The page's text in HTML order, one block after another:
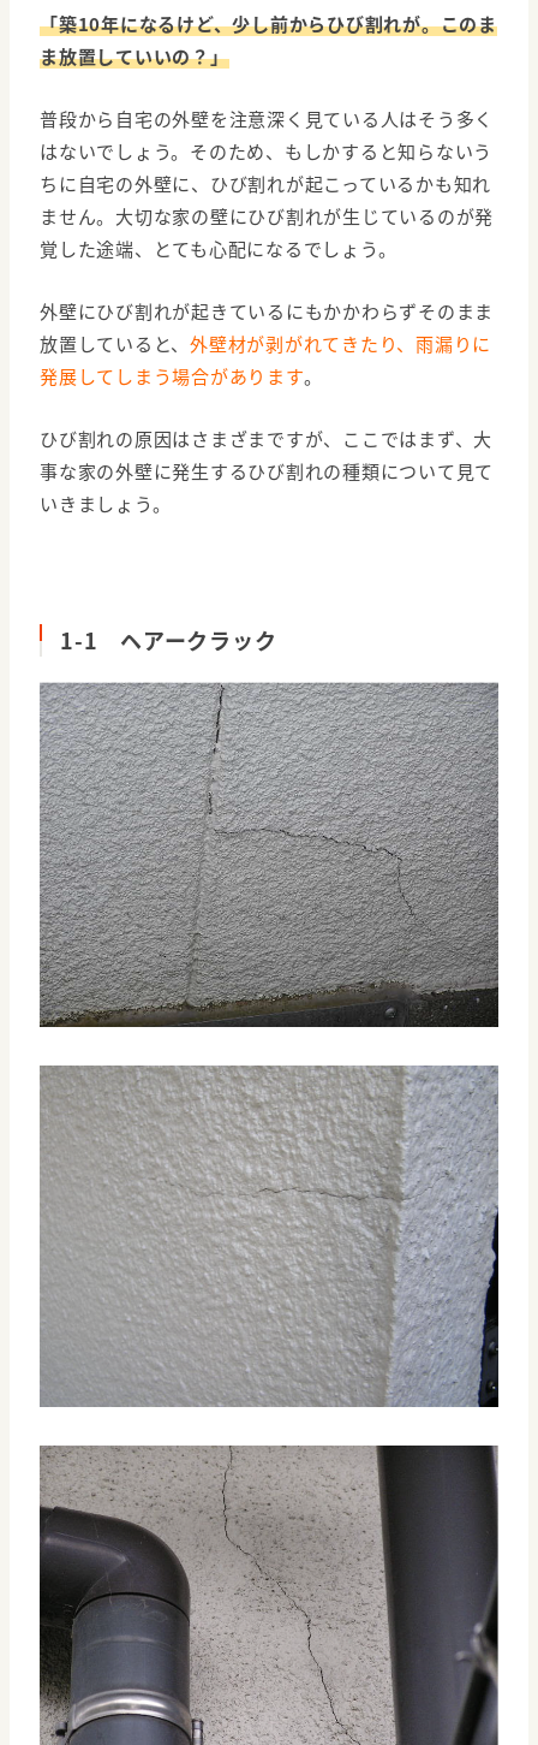
「築10年になるけど、少し前からひび割れが。このま
ま放置していいの？」
普段から自宅の外壁を注意深く見ている人はそう多く
はないでしょう。そのため、もしかすると知らないう
ちに自宅の外壁に、ひび割れが起こっているかも知れ
ません。大切な家の壁にひび割れが生じているのが発
覚した途端、とても心配になるでしょう。
外壁にひび割れが起きているにもかかわらずそのまま
放置していると、 外壁材が剥がれてきたり、雨漏りに
発展してしまう場合があります。
ひび割れの原因はさまざまですが、ここではまず、大
事な家の外壁に発生するひび割れの種類について見て
いきましょう。
1-1 ヘアークラック